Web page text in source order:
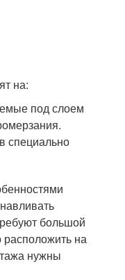
на:
под слоем
специально
большой
на
нужны